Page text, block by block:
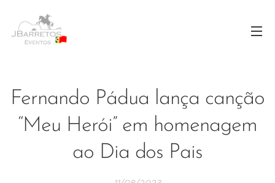
Fernando Pádua lança canção
“Meu Herói” em homenagem
ao Dia dos Pais